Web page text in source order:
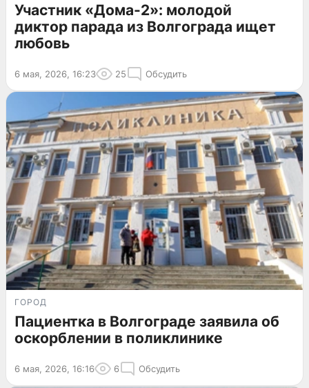
Участник «Дома-2»: молодой
диктор парада из Волгограда ищет
любовь
6 мая, 2026, 16:23 25 Обсудить
ГОРОД
Пациентка в Волгограде заявила об
оскорблении в поликлинике
6 мая, 2026, 16:16 6 Обсудить